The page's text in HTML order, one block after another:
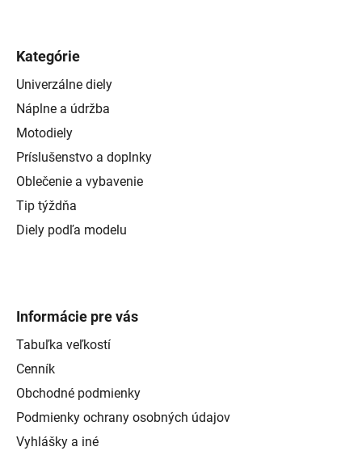
Kategórie
Univerzálne diely
Náplne a údržba
Motodiely
Príslušenstvo a doplnky
Oblečenie a vybavenie
Tip týždňa
Diely podľa modelu
Informácie pre vás
Tabuľka veľkostí
Cenník
Obchodné podmienky
Podmienky ochrany osobných údajov
Vyhlášky a iné